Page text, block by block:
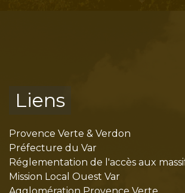
Liens
Provence Verte & Verdon
Préfecture du Var
Réglementation de l'accès aux
Mission Local Ouest Var